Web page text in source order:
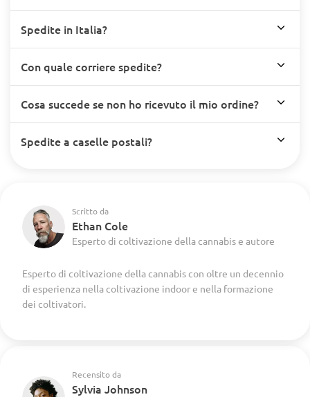
Spedite in Italia?
Con quale corriere spedite?
Cosa succede se non ho ricevuto il mio ordine?
Spedite a caselle postali?
Scritto da
Ethan Cole
Esperto di coltivazione della cannabis e autore
Esperto di coltivazione della cannabis con oltre un decennio
di esperienza nella coltivazione indoor e nella formazione
dei coltivatori.
Recensito da
Sylvia Johnson